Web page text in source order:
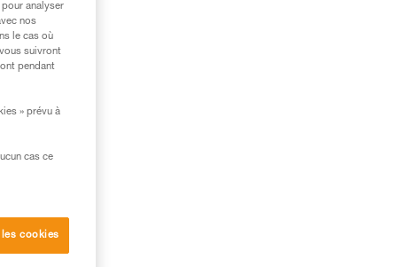
analyser
nos
le cas où
suivront
pendant
» prévu à
cas ce
cookies